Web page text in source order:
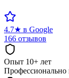
4.7★ в Google
166 отзывов
Опыт 10+ лет